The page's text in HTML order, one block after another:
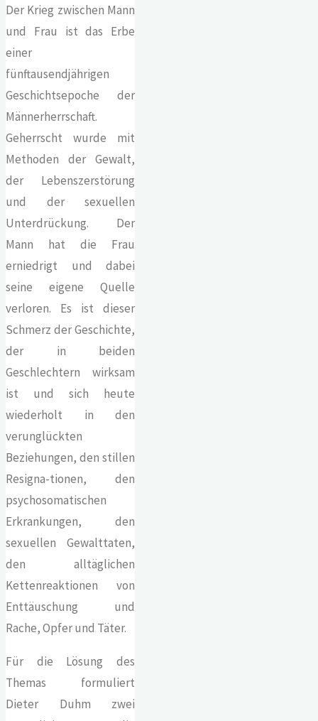
Der Krieg zwischen Mann
und Frau ist das Erbe
einer
fünftausendjährigen
Geschichtsepoche der
Männerherrschaft.
Geherrscht wurde mit
Methoden der Gewalt,
der Lebenszerstörung
und der sexuellen
Unterdrückung. Der
Mann hat die Frau
erniedrigt und dabei
seine eigene Quelle
verloren. Es ist dieser
Schmerz der Geschichte,
der in beiden
Geschlechtern wirksam
ist und sich heute
wiederholt in den
verunglückten
Beziehungen, den stillen
Resigna-tionen, den
psychosomatischen
Erkrankungen, den
sexuellen Gewalttaten,
den alltäglichen
Kettenreaktionen von
Enttäuschung und
Rache, Opfer und Täter.
Für die Lösung des
Themas formuliert
Dieter Duhm zwei